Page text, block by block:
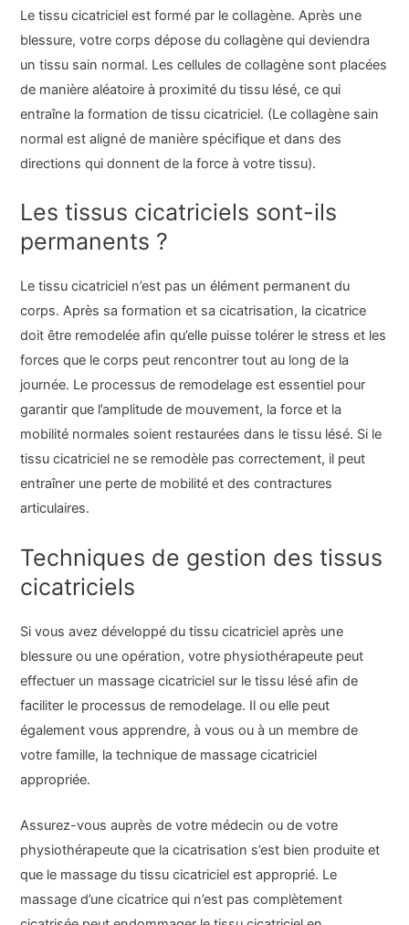
Le tissu cicatriciel est formé par le collagène. Après une
blessure, votre corps dépose du collagène qui deviendra
un tissu sain normal. Les cellules de collagène sont placées
de manière aléatoire à proximité du tissu lésé, ce qui
entraîne la formation de tissu cicatriciel. (Le collagène sain
normal est aligné de manière spécifique et dans des
directions qui donnent de la force à votre tissu).
Les tissus cicatriciels sont-ils
permanents ?
Le tissu cicatriciel n’est pas un élément permanent du
corps. Après sa formation et sa cicatrisation, la cicatrice
doit être remodelée afin qu’elle puisse tolérer le stress et les
forces que le corps peut rencontrer tout au long de la
journée. Le processus de remodelage est essentiel pour
garantir que l’amplitude de mouvement, la force et la
mobilité normales soient restaurées dans le tissu lésé. Si le
tissu cicatriciel ne se remodèle pas correctement, il peut
entraîner une perte de mobilité et des contractures
articulaires.
Techniques de gestion des tissus
cicatriciels
Si vous avez développé du tissu cicatriciel après une
blessure ou une opération, votre physiothérapeute peut
effectuer un massage cicatriciel sur le tissu lésé afin de
faciliter le processus de remodelage. Il ou elle peut
également vous apprendre, à vous ou à un membre de
votre famille, la technique de massage cicatriciel
appropriée.
Assurez-vous auprès de votre médecin ou de votre
physiothérapeute que la cicatrisation s’est bien produite et
que le massage du tissu cicatriciel est approprié. Le
massage d’une cicatrice qui n’est pas complètement